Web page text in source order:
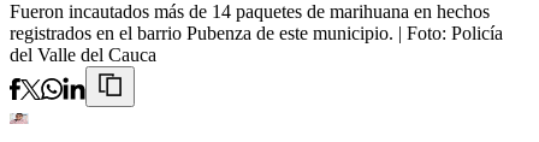
Fueron incautados más de 14 paquetes de marihuana en hechos
registrados en el barrio Pubenza de este municipio. | Foto: Policía
del Valle del Cauca